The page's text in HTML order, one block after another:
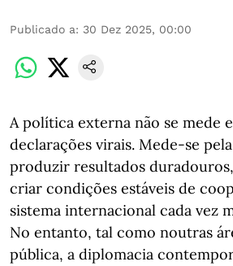
Publicado a: 30 Dez 2025, 00:00
A política externa não se mede
declarações virais. Mede-se
produzir resultados
criar condições estáveis de
sistema internacional cada vez
No entanto, tal como noutras
pública, a diplomacia